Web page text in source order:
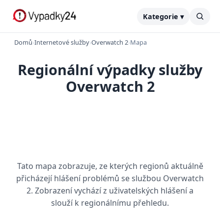
Kategorie ▾
Domů›Internetové služby›Overwatch 2›Mapa
Regionální výpadky služby
Overwatch 2
Tato mapa zobrazuje, ze kterých regionů aktuálně
přicházejí hlášení problémů se službou Overwatch
2. Zobrazení vychází z uživatelských hlášení a
slouží k regionálnímu přehledu.